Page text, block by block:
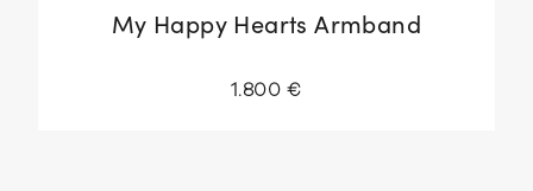
My Happy Hearts Armband
1.800 €